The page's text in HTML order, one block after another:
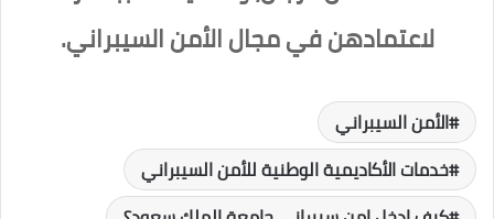
لاعتمادهن في مجال الأمن السيبراني.
الأمن السيبراني
خدمات الأكاديمية الوطنية للأمن السيبراني